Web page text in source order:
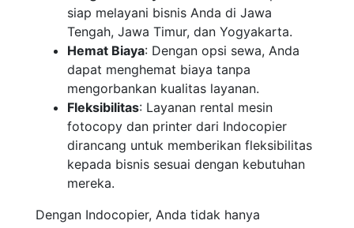
siap melayani bisnis Anda di Jawa
Tengah, Jawa Timur, dan Yogyakarta.
Hemat Biaya: Dengan opsi sewa, Anda
dapat menghemat biaya tanpa
mengorbankan kualitas layanan.
Fleksibilitas: Layanan rental mesin
fotocopy dan printer dari Indocopier
dirancang untuk memberikan fleksibilitas
kepada bisnis sesuai dengan kebutuhan
mereka.
Dengan Indocopier, Anda tidak hanya